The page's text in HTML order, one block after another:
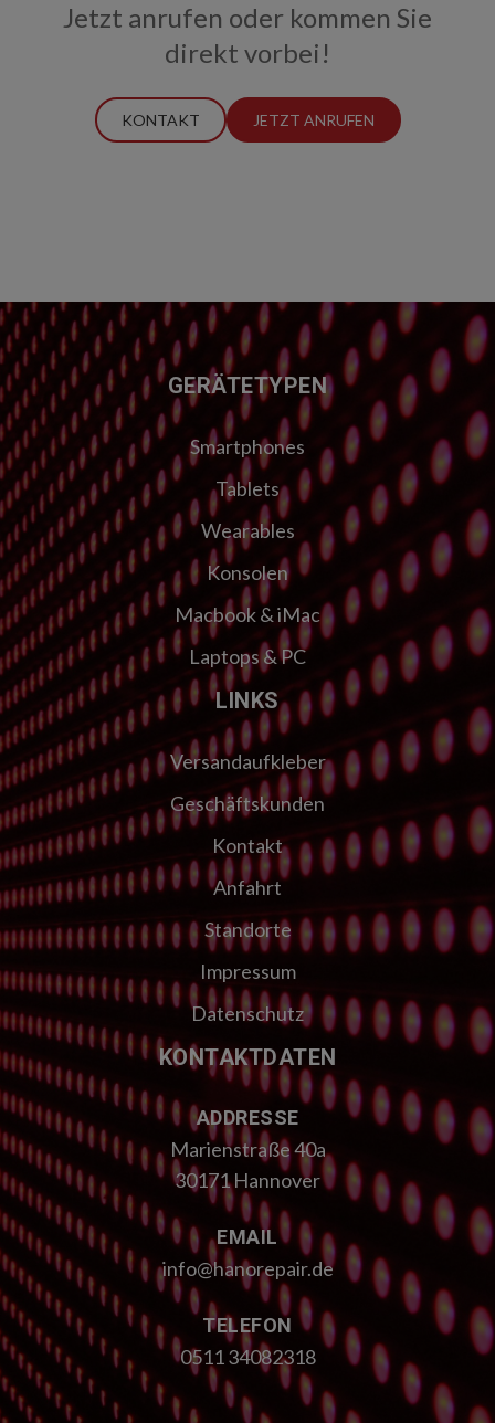
Jetzt anrufen oder kommen Sie
direkt vorbei!
KONTAKT JETZT ANRUFEN
FUSSZEILE GERÄTETYPEN
Smartphones
Tablets
Wearables
Konsolen
Macbook & iMac
Laptops & PC
LINKS
Versandaufkleber
Geschäftskunden
Kontakt
Anfahrt
Standorte
Impressum
Datenschutz
KONTAKTDATEN
ADDRESSE
Marienstraße 40a
30171 Hannover
EMAIL
info@hanorepair.de
TELEFON
0511 34082318